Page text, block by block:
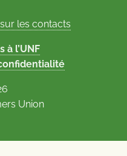
les contacts
à l’UNF
Union